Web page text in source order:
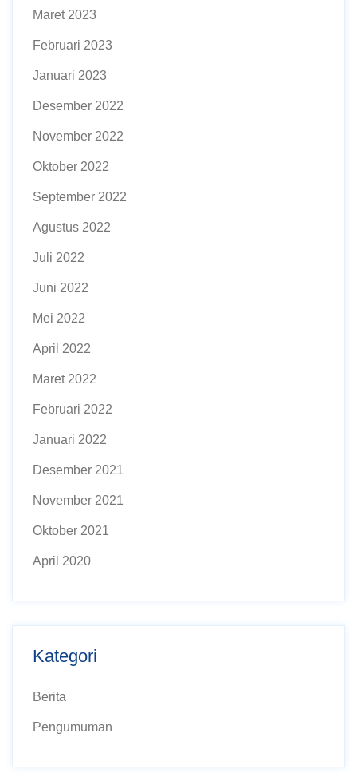
Maret 2023
Februari 2023
Januari 2023
Desember 2022
November 2022
Oktober 2022
September 2022
Agustus 2022
Juli 2022
Juni 2022
Mei 2022
April 2022
Maret 2022
Februari 2022
Januari 2022
Desember 2021
November 2021
Oktober 2021
April 2020
Kategori
Berita
Pengumuman